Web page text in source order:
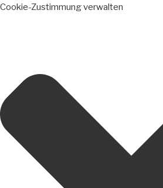
Cookie-Zustimmung verwalten